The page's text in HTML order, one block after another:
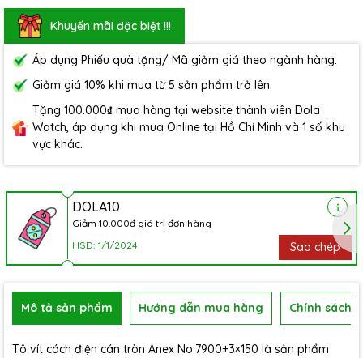
Khuyến mãi đặc biệt !!!
Áp dụng Phiếu quà tặng/ Mã giảm giá theo ngành hàng.
Giảm giá 10% khi mua từ 5 sản phẩm trở lên.
Tặng 100.000₫ mua hàng tại website thành viên Dola
Watch, áp dụng khi mua Online tại Hồ Chí Minh và 1 số khu
vực khác.
DOLA10
Giảm 10.000đ giá trị đơn hàng
HSD: 1/1/2024
Sao chép
Mô tả sản phẩm Hướng dẫn mua hàng Chính sách
Tô vít cách điện cán tròn Anex No.7900+3×150 là sản phẩm